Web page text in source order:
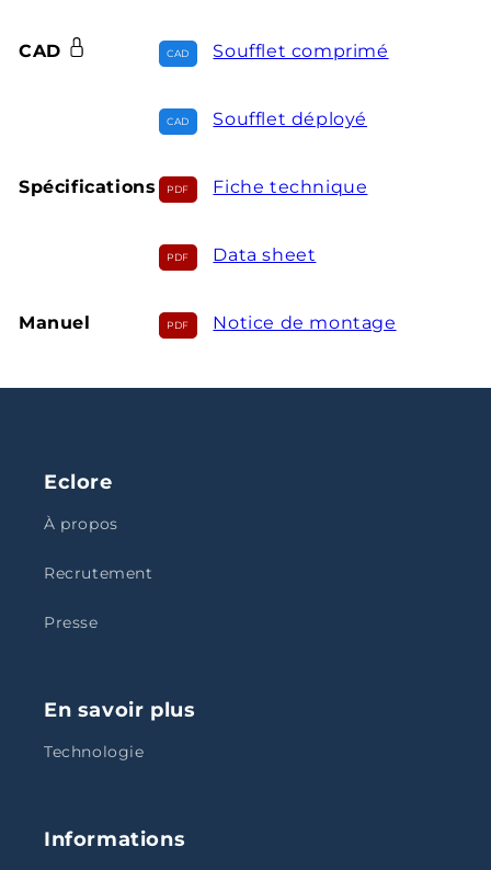
CAD Soufflet comprimé
Soufflet déployé
Spécifications Fiche technique
Data sheet
Manuel Notice de montage
Eclore
À propos
Recrutement
Presse
En savoir plus
Technologie
Informations